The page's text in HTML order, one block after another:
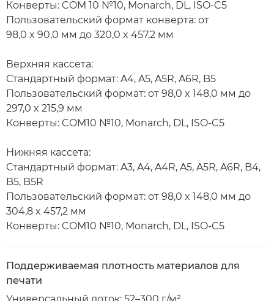
Конверты: COM 10 №10, Monarch, DL, ISO-C5
Пользовательский формат конверта: от
98,0 x 90,0 мм до 320,0 x 457,2 мм
Верхняя кассета:
Стандартный формат: A4, A5, A5R, A6R, B5
Пользовательский формат: от 98,0 x 148,0 мм до
297,0 x 215,9 мм
Конверты: COM10 №10, Monarch, DL, ISO-C5
Нижняя кассета:
Стандартный формат: A3, A4, A4R, A5, A5R, A6R, B4,
B5, B5R
Пользовательский формат: от 98,0 x 148,0 мм до
304,8 x 457,2 мм
Конверты: COM10 №10, Monarch, DL, ISO-C5
Поддерживаемая плотность материалов для
печати